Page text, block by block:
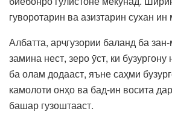
гуворотарин ва азизтарин сухан
Албатта, арҷгузории баланд ба
замина нест, зеро ӯст, ки
ба олам додааст, яъне саҳми
камолоти онҳо ва бад-ин восита
башар гузоштааст.